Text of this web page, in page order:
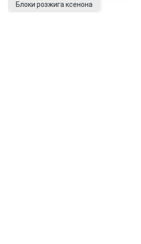
Блоки розжига ксенона